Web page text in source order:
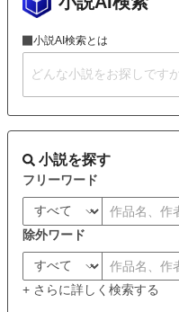
小説AI検索とは
小説を探す
フリーワード
除外ワード
+ さらに詳しく検索する